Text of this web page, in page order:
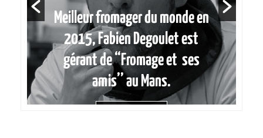
Meilleur fromager du monde en
2015, Fabien Degoulet est
gérant de“Fromage et ses
amis’’ au Mans.